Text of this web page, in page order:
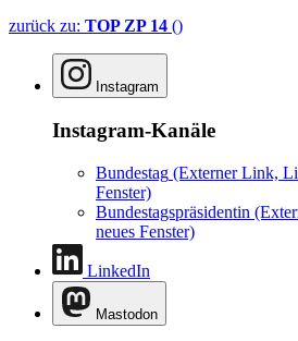
zurück zu: TOP ZP 14 ()
Instagram
Instagram-Kanäle
Bundestag (Externer Link,
Fenster)
Bundestagspräsidentin
neues Fenster)
LinkedIn
Mastodon